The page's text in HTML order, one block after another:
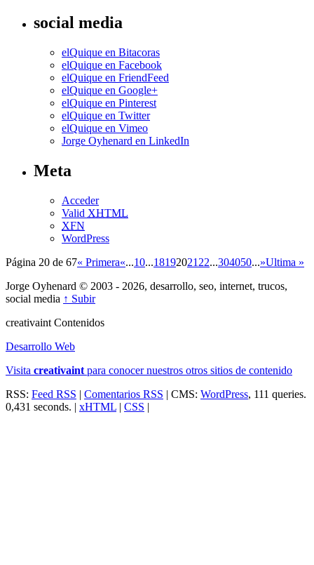
social media
elQuique en Bitacoras
elQuique en Facebook
elQuique en FriendFeed
elQuique en Google+
elQuique en Pinterest
elQuique en Twitter
elQuique en Vimeo
Jorge Oyhenard en LinkedIn
Meta
Acceder
Valid XHTML
XFN
WordPress
Página 20 de 67« Primera«...10...18192021 22...304050...»Ultima »
Jorge Oyhenard © 2003 - 2026, desarrollo, seo, internet, trucos,
social media ↑ Subir
creativaint Contenidos
Desarrollo Web
Visita creativaint para conocer nuestros otros sitios de contenido
RSS: Feed RSS | Comentarios RSS | CMS: WordPress, 111 queries.
0,431 seconds. | xHTML | CSS |